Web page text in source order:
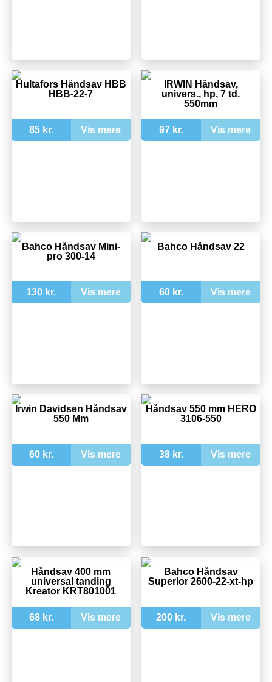
Hultafors Håndsav HBB
HBB-22-7
85 kr. Vis mere
IRWIN Håndsav,
univers., hp, 7 td.
550mm
97 kr. Vis mere
Bahco Håndsav Mini-
pro 300-14
130 kr. Vis mere
Bahco Håndsav 22
60 kr. Vis mere
Irwin Davidsen Håndsav
550 Mm
60 kr. Vis mere
Håndsav 550 mm HERO
3106-550
38 kr. Vis mere
Håndsav 400 mm
universal tanding
Kreator KRT801001
68 kr. Vis mere
Bahco Håndsav
Superior 2600-22-xt-hp
200 kr. Vis mere